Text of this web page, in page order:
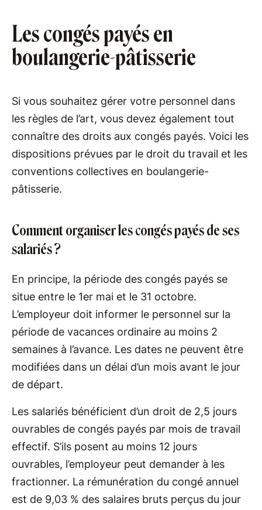
Les congés payés en
boulangerie-pâtisserie
Si vous souhaitez gérer votre personnel dans
les règles de l’art, vous devez également tout
connaître des droits aux congés payés. Voici les
dispositions prévues par le droit du travail et les
conventions collectives en boulangerie-
pâtisserie.
Comment organiser les congés payés de ses
salariés ?
En principe, la période des congés payés se
situe entre le 1er mai et le 31 octobre.
L’employeur doit informer le personnel sur la
période de vacances ordinaire au moins 2
semaines à l’avance. Les dates ne peuvent être
modifiées dans un délai d’un mois avant le jour
de départ.
Les salariés bénéficient d’un droit de 2,5 jours
ouvrables de congés payés par mois de travail
effectif. S’ils posent au moins 12 jours
ouvrables, l’employeur peut demander à les
fractionner. La rémunération du congé annuel
est de 9,03 % des salaires bruts perçus du jour